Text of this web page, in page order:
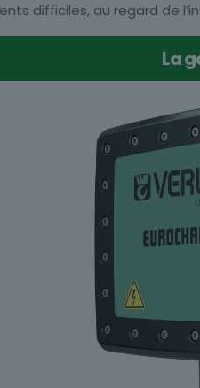
difficiles, au regard de
La